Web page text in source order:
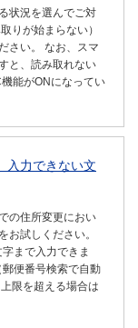
状況を選んでご対
りが始まらない）
さい。 なお、スマ
と、読み取れない
能がONになってい
入力できない文
の住所変更におい
お試しください。
まで入力できま
便番号検索で自動
限を超える場合は